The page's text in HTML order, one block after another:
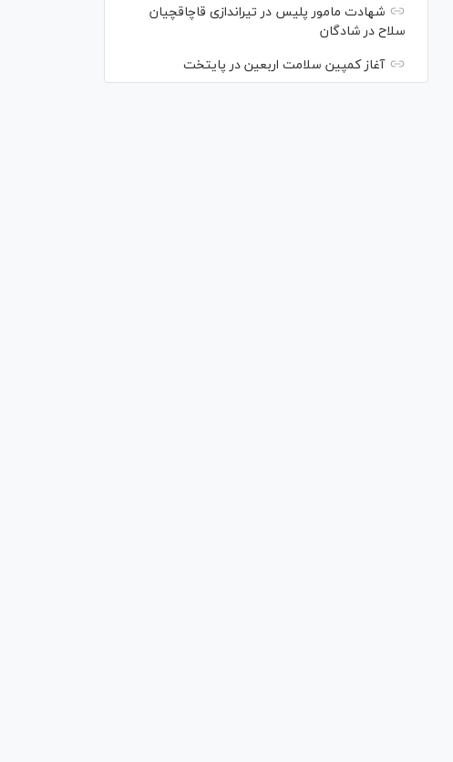
شهادت مامور پلیس در تیراندازی قاچاقچیان
سلاح در شادگان
آغاز کمپین سلامت اربعین در پایتخت